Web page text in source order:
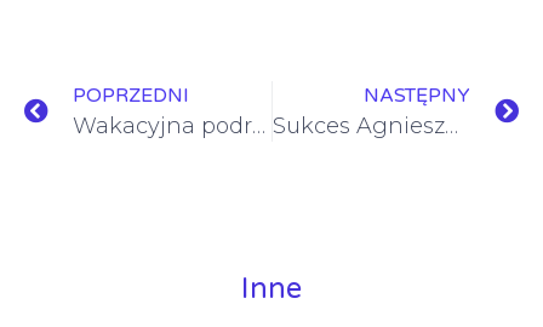
POPRZEDNI
Wakacyjna podróż bez paszportu – Festyn Szkolny 2025
NASTĘPNY
Sukces Agnieszki w Talent 2025 i inne laury w dziedzinach przyrodniczych
Inne